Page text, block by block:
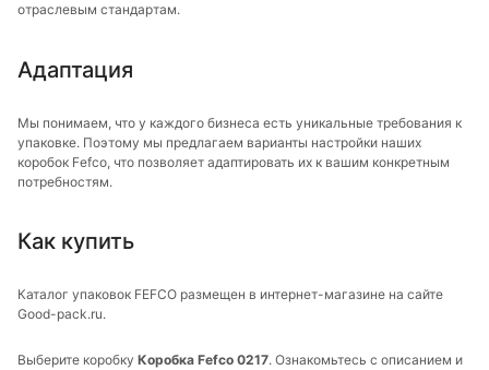
отраслевым стандартам.
Адаптация
Мы понимаем, что у каждого бизнеса есть уникальные требования к
упаковке. Поэтому мы предлагаем варианты настройки наших
коробок Fefco, что позволяет адаптировать их к вашим конкретным
потребностям.
Как купить
Каталог упаковок FEFCO размещен в интернет-магазине на сайте
Good-pack.ru.
Выберите коробку Коробка Fefco 0217. Ознакомьтесь с описанием и